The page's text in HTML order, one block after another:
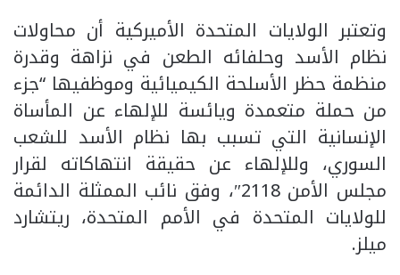
وتعتبر الولايات المتحدة الأميركية أن محاولات
نظام الأسد وحلفائه الطعن في نزاهة وقدرة
منظمة حظر الأسلحة الكيميائية وموظفيها “جزء
من حملة متعمدة ويائسة للإلهاء عن المأساة
الإنسانية التي تسبب بها نظام الأسد للشعب
السوري، وللإلهاء عن حقيقة انتهاكاته لقرار
مجلس الأمن 2118″، وفق نائب الممثلة الدائمة
للولايات المتحدة في الأمم المتحدة، ريتشارد
ميلز.